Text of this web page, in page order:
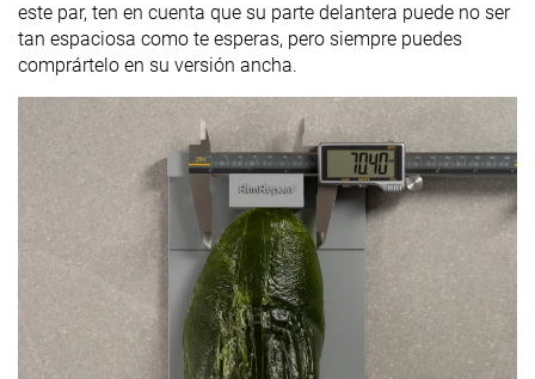
este par, ten en cuenta que su parte delantera puede no ser
tan espaciosa como te esperas, pero siempre puedes
comprártelo en su versión ancha.